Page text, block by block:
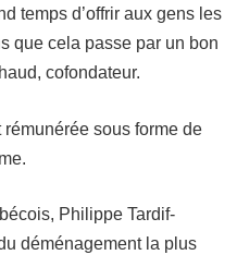
temps d’offrir aux gens les
que cela passe par un bon
cofondateur.
sous forme de
Philippe Tardif-
déménagement la plus